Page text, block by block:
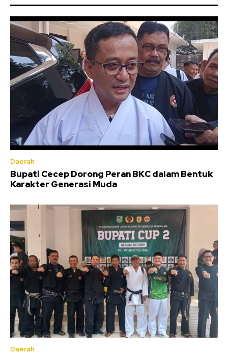
Daerah
Bupati Cecep Dorong Peran BKC dalam Bentuk
Karakter Generasi Muda
Daerah